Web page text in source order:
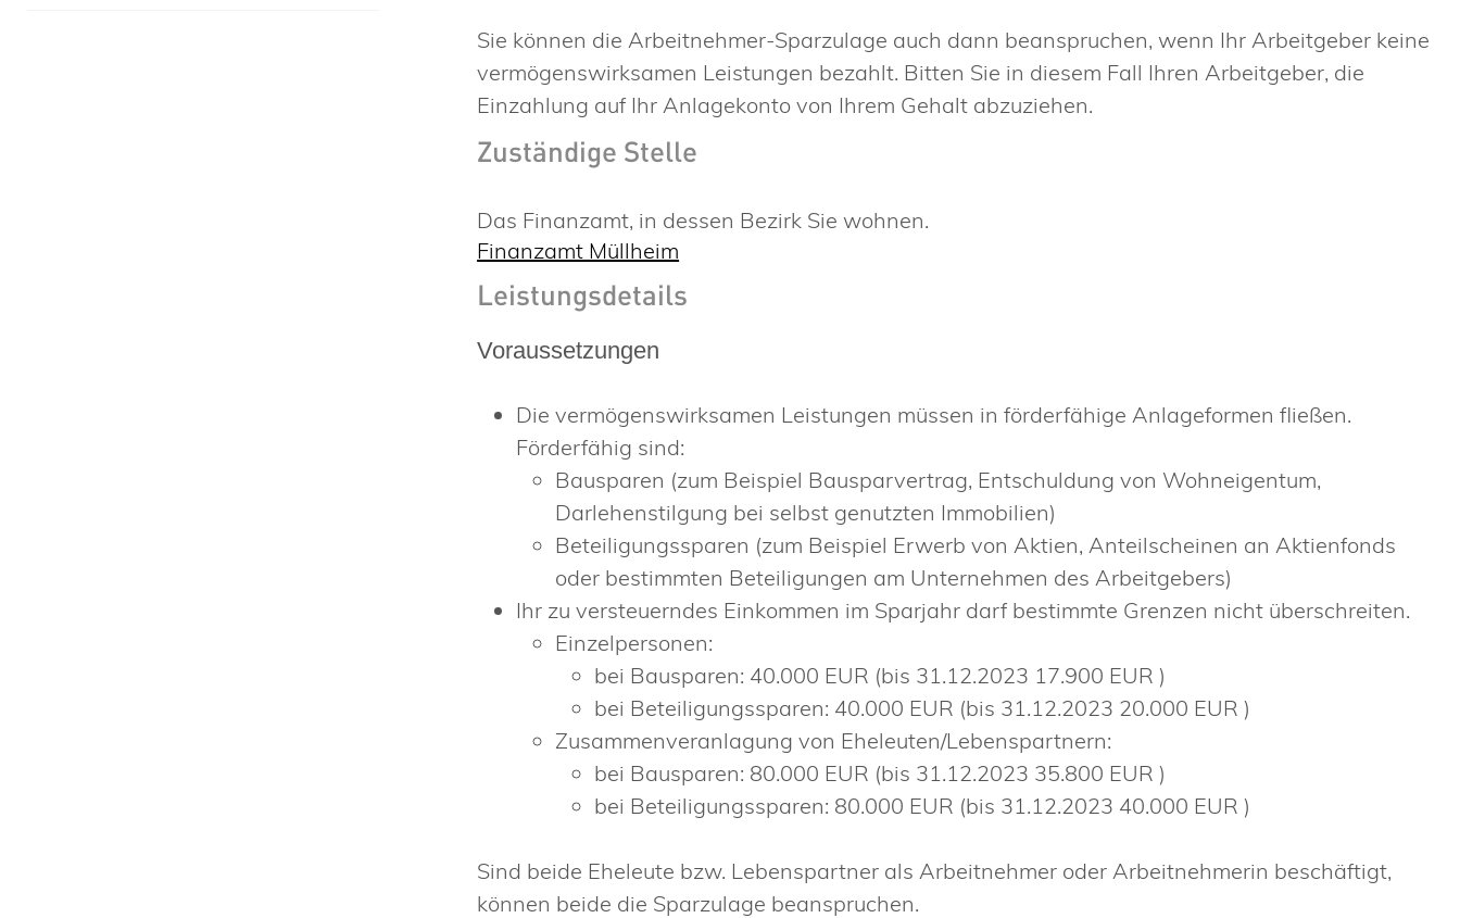
Sie können die Arbeitnehmer-Sparzulage auch dann beanspruchen, wenn Ihr Arbeitgeber keine
vermögenswirksamen Leistungen bezahlt. Bitten Sie in diesem Fall Ihren Arbeitgeber, die
Einzahlung auf Ihr Anlagekonto von Ihrem Gehalt abzuziehen.
Zuständige Stelle
Das Finanzamt, in dessen Bezirk Sie wohnen.
Finanzamt Müllheim
Leistungsdetails
Voraussetzungen
Die vermögenswirksamen Leistungen müssen in förderfähige Anlageformen fließen.
Förderfähig sind:
Bausparen (zum Beispiel Bausparvertrag, Entschuldung von Wohneigentum,
Darlehenstilgung bei selbst genutzten Immobilien)
Beteiligungssparen (zum Beispiel Erwerb von Aktien, Anteilscheinen an Aktienfonds
oder bestimmten Beteiligungen am Unternehmen des Arbeitgebers)
Ihr zu versteuerndes Einkommen im Sparjahr darf bestimmte Grenzen nicht überschreiten.
Einzelpersonen:
bei Bausparen: 40.000 EUR (bis 31.12.2023 17.900 EUR )
bei Beteiligungssparen: 40.000 EUR (bis 31.12.2023 20.000 EUR )
Zusammenveranlagung von Eheleuten/Lebenspartnern:
bei Bausparen: 80.000 EUR (bis 31.12.2023 35.800 EUR )
bei Beteiligungssparen: 80.000 EUR (bis 31.12.2023 40.000 EUR )
Sind beide Eheleute bzw. Lebenspartner als Arbeitnehmer oder Arbeitnehmerin beschäftigt,
können beide die Sparzulage beanspruchen.